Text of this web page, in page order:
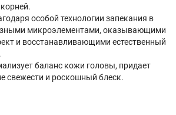
особой технологии запекания в
микроэлементами, оказывающими
и восстанавливающими естественный
баланс кожи головы, придает
свежести и роскошный блеск.